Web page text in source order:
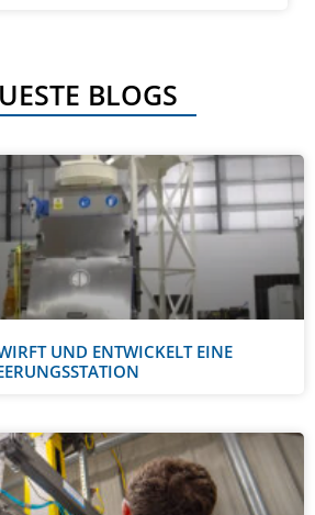
BLOGS
UND ENTWICKELT EINE